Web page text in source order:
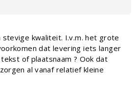
stevige kwaliteit. I.v.m. het grote
dat levering iets langer
of plaatsnaam ? Ook dat
al vanaf relatief kleine